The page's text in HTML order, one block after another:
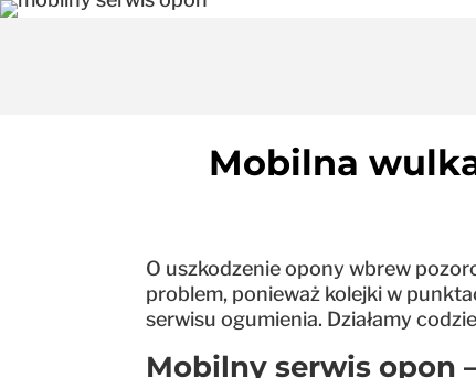
Mobilna
O uszkodzenie opony wbrew
problem, ponieważ kolejki w
serwisu ogumienia. Działamy
Mobilny serwis opon